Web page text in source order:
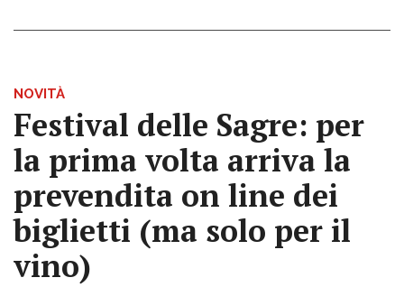
NOVITÀ
Festival delle Sagre: per
la prima volta arriva la
prevendita on line dei
biglietti (ma solo per il
vino)